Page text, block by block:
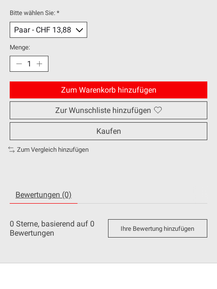
Bitte wählen Sie: *
Menge:
Zum Warenkorb hinzufügen
Zur Wunschliste hinzufügen
Kaufen
Zum Vergleich hinzufügen
Bewertungen (0)
0 Sterne, basierend auf 0
Bewertungen
Ihre Bewertung hinzufügen